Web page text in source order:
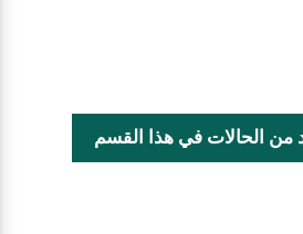
من الحالات في هذا القسم